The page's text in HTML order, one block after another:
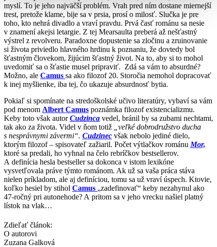
myslí. To je jeho najväčší problém. Vrah pred ním dostane miernejší
trest, pretože klame, bije sa v prsia, prosí o milosť. Slučka je pre
toho, kto nehrá divadlo a vraví pravdu. Prvá časť románu sa nesie
v znamení akejsi letargie. Z tej Mearsaulta preberá až nešťastný
výstrel z revolveru. Paradoxne dopustenie sa zločinu a zruinovanie
si života priviedlo hlavného hrdinu k poznaniu, že dovtedy bol
šťastným človekom, žijúcim šťastný život. Na to, aby si to mohol
uvedomiť sa o šťastie musel pripraviť. Zdá sa vám to absurdné?
Možno, ale Camus sa ako filozof 20. Storočia nemohol dopracovať
k inej myšlienke, iba tej, čo ukazuje absurdnosť bytia.
Pokiaľ si spomínate na stredoškolské učivo literatúry, vybaví sa vám
pod menom Albert Camus poznámka filozof existencializmu.
Keby toto však autorCudzinca vedel, bránil by sa zubami nechtami,
tak ako za života. Videl v ňom totiž
„veľké dobrodružstvo ducha
s nesprávnymi závermi“. Cudzinec však nebolo jediné dielo,
ktorým filozof – spisovateľ zažiaril. Počet výtlačkov románu Mor,
ktoré sa predali, ho vyhnal na čelo rebríčkov bestsellerov.
A definícia hesla bestseller sa dokonca v istom lexikóne
vysvetľovala práve týmto románom. Ak už sa vaša práca stáva
nielen príkladom, ale aj definíciou, tomu sa už vraví úspech. Ktovie,
koľko hesiel by stihol Camus „zadefinovať“ keby nezahynul ako
47-ročný pri autonehode? A pritom sa v jeho vrecku našiel platný
lístok na vlak…
Zdieľať článok:
O autorovi
Zuzana Galková